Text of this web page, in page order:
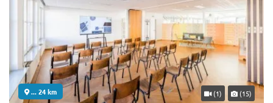
... 24 km (1) (15)